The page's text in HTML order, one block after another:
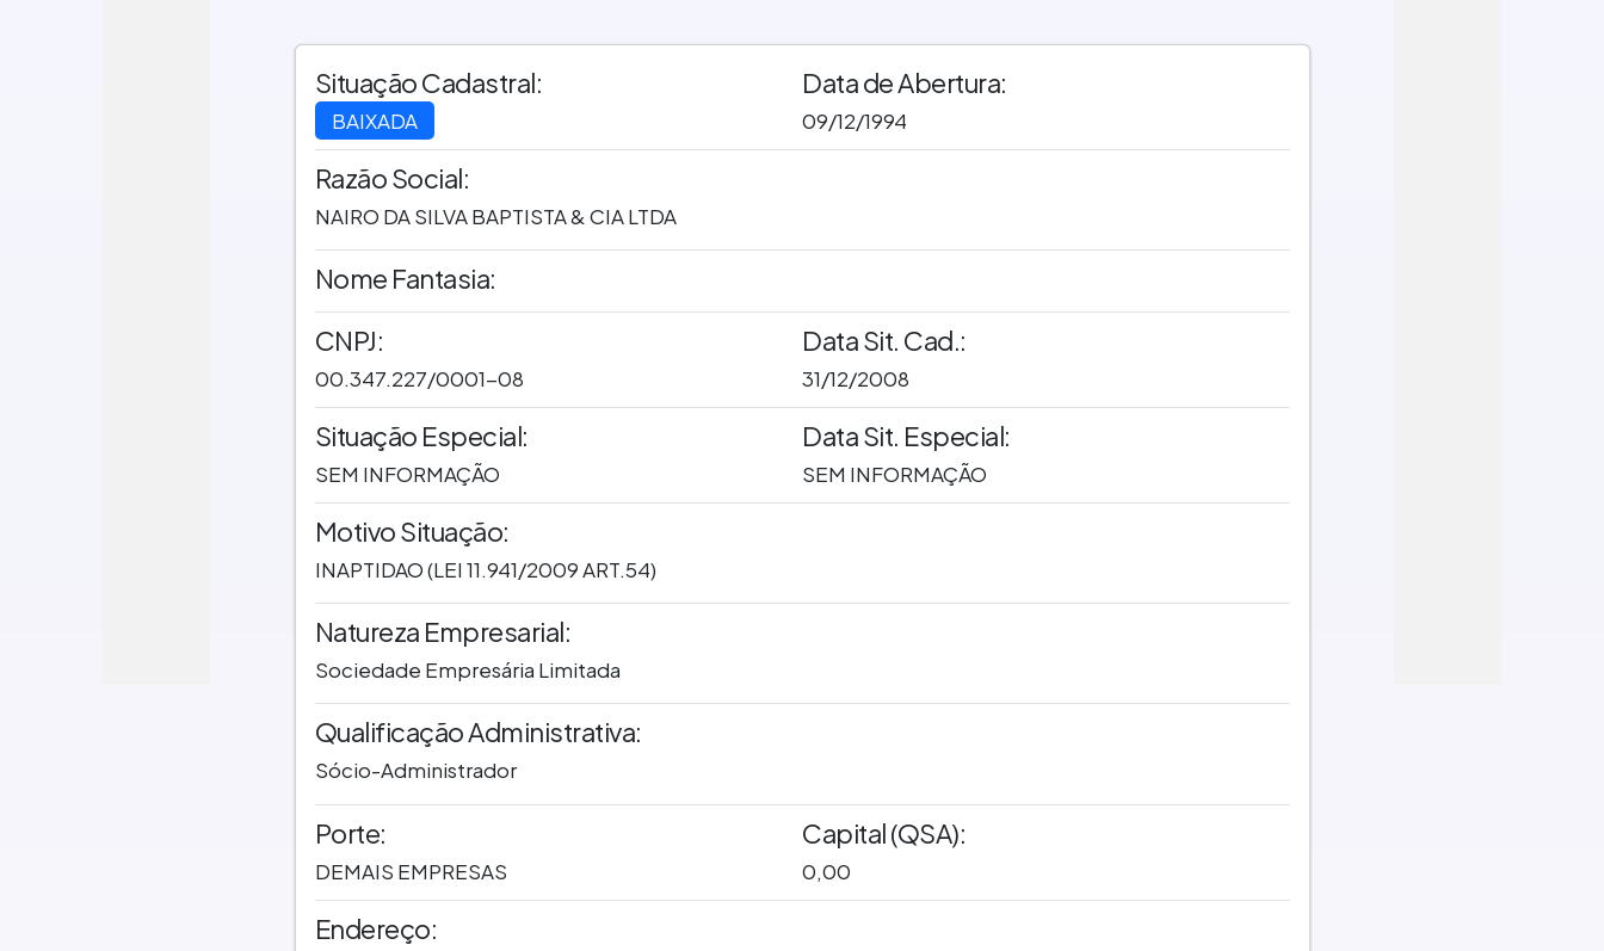
Situação Cadastral:
BAIXADA
Data de Abertura:
09/12/1994
Razão Social:
NAIRO DA SILVA BAPTISTA & CIA LTDA
Nome Fantasia:
CNPJ:
00.347.227/0001-08
Data Sit. Cad.:
31/12/2008
Situação Especial:
SEM INFORMAÇÃO
Data Sit. Especial:
SEM INFORMAÇÃO
Motivo Situação:
INAPTIDAO (LEI 11.941/2009 ART.54)
Natureza Empresarial:
Sociedade Empresária Limitada
Qualificação Administrativa:
Sócio-Administrador
Porte:
DEMAIS EMPRESAS
Capital (QSA):
0,00
Endereço: